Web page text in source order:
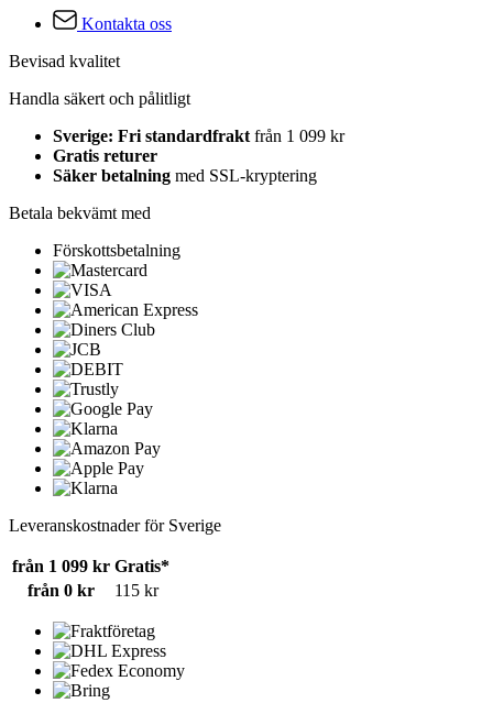
Kontakta oss
Bevisad kvalitet
Handla säkert och pålitligt
Sverige: Fri standardfrakt från 1 099 kr
Gratis returer
Säker betalning med SSL-kryptering
Betala bekvämt med
Förskottsbetalning
Leveranskostnader för Sverige
från 1 099 kr Gratis*
från 0 kr
115 kr